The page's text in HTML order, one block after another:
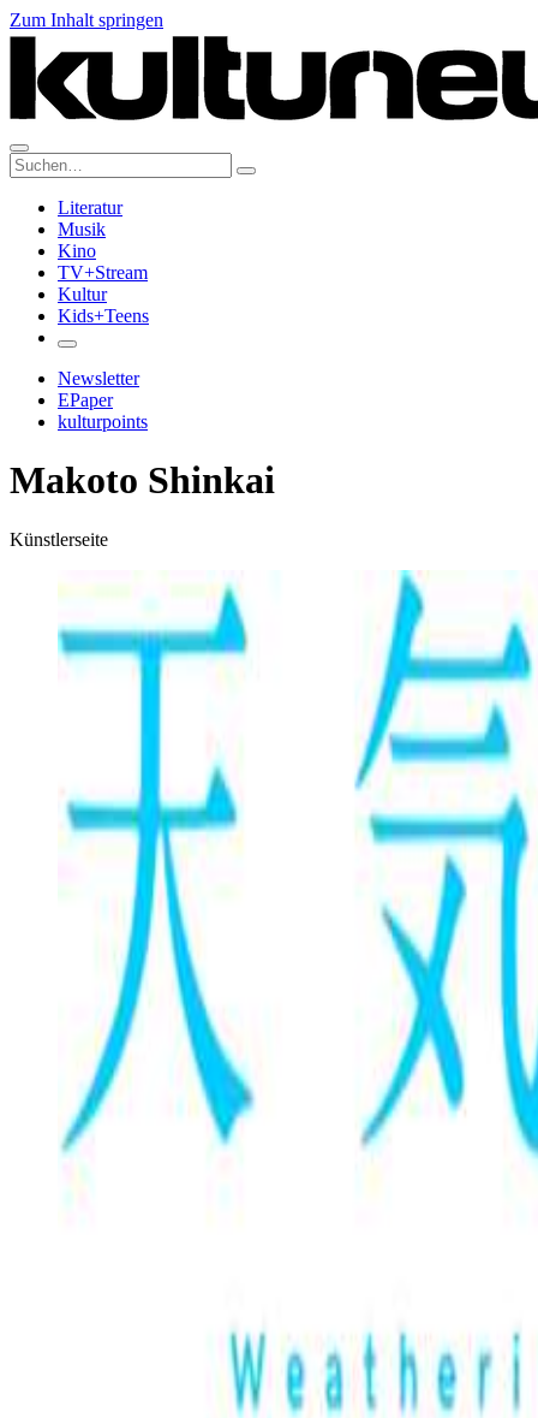
Zum Inhalt springen
Suche:
Literatur
Musik
Kino
TV+Stream
Kultur
Kids+Teens
Newsletter
EPaper
kulturpoints
Makoto Shinkai
Künstlerseite